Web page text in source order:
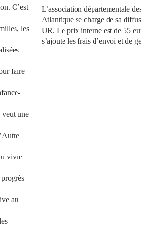
C’est
les
faire
veut une
vivre
au
L’association départementale
Atlantique se charge de sa
UR. Le prix interne est de 55
s’ajoute les frais d’envoi et de